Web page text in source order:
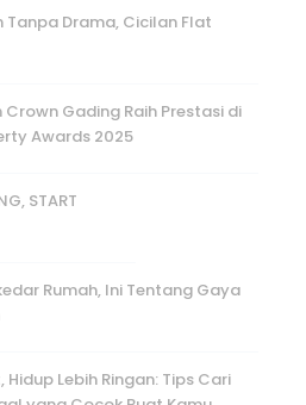
Tanpa Drama, Cicilan Flat
Gading Raih Prestasi di
Awards 2025
START
Rumah, Ini Tentang Gaya
Hidup Lebih Ringan: Tips Cari